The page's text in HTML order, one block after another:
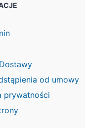
od umowy
prywatności